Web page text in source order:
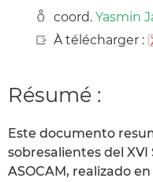
coord. Yasmin
À télécharger :
Résumé :
Este documento
sobresalientes del
ASOCAM, realizado